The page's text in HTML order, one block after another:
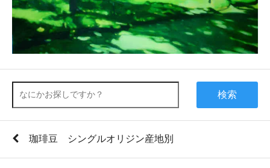
検索
珈琲豆 シングルオリジン産地別